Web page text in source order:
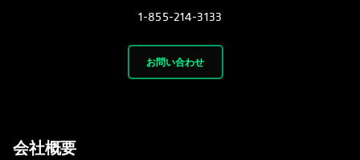
1-855-214-3133
お問い合わせ
会社概要